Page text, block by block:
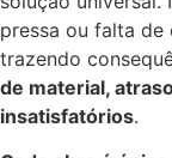
pressa ou falta de
trazendo
de material,
insatisfatórios.